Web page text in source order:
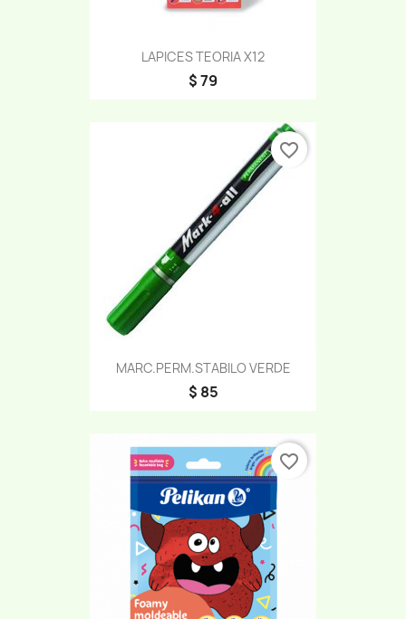
LAPICES TEORIA X12
$ 79
MARC.PERM.STABILO VERDE
$ 85
favorite_border
favorite_border